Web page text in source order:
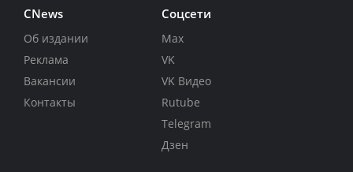
CNews
Об издании
Реклама
Вакансии
Контакты
Соцсети
Max
VK
VK Видео
Rutube
Telegram
Дзен